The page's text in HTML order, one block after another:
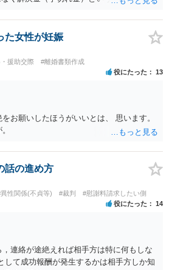
要はあると思います。 4 合意書を取り交
一切の債権債務のないことを確認する）を
た女性が妊娠
援助交際 #離婚書類作成
役にたった 13
お願いしたほうがいいとは、 思います。
話の進め方
性関係(不貞等) #裁判 #慰謝料請求したい側
役にたった 14
連絡が途絶えれば相手方は特に何もしな
して成功報酬が発生するかは相手方しか知